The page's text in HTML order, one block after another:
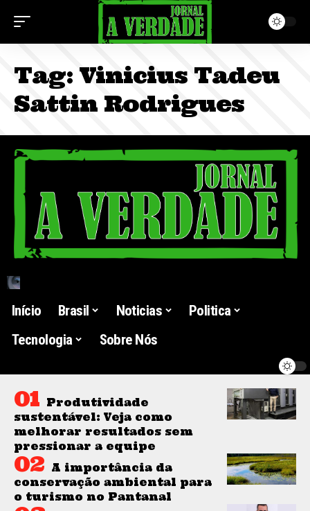
Tag: Vinicius Tadeu
Sattin Rodrigues
Início Brasil Noticias
Politica
Tecnologia
Sobre Nós
Produtividade
sustentável: Veja como
melhorar resultados sem
pressionar a equipe
A importância da
conservação ambiental para
o turismo no Pantanal